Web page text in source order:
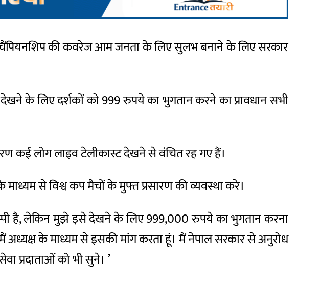
चैंपियनशिप की कवरेज आम जनता के लिए सुलभ बनाने के लिए सरकार
के लिए दर्शकों को 999 रुपये का भुगतान करने का प्रावधान सभी
कई लोग लाइव टेलीकास्ट देखने से वंचित रह गए हैं।
से विश्व कप मैचों के मुफ्त प्रसारण की व्यवस्था करे।
है, लेकिन मुझे इसे देखने के लिए 999,000 रुपये का भुगतान करना
अध्यक्ष के माध्यम से इसकी मांग करता हूं। मैं नेपाल सरकार से अनुरोध
प्रदाताओं को भी सुने। ’